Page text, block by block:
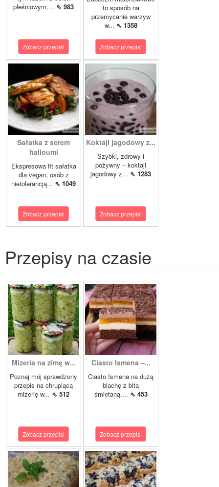
pleśniowym,... ⇖ 983
Zobacz przepis!
to sposób na
przemycanie warzyw
w... ⇖ 1358
Zobacz przepis!
Sałatka z serem
halloumi
Ekspresowa fit sałatka
dla vegan, osób z
nietolerancją... ⇖ 1049
Zobacz przepis!
Koktajl jagodowy z...
Szybki, zdrowy i
pożywny – koktajl
jagodowy z... ⇖ 1283
Zobacz przepis!
Przepisy na czasie
Mizeria na zimę w...
Poznaj mój sprawdzony
przepis na chrupiącą
mizerię w... ⇖ 512
Zobacz przepis!
Ciasto Ismena –...
Ciasto Ismena na dużą
blachę z bitą
śmietaną,... ⇖ 453
Zobacz przepis!